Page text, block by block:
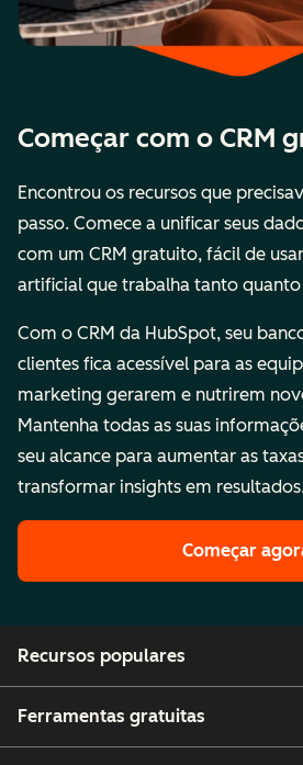
Começar com o CRM
Encontrou os recursos que
passo. Comece a unificar seus
com um CRM gratuito, fácil de
artificial que trabalha tanto
Com o CRM da HubSpot, seu
clientes fica acessível para as
marketing gerarem e nutrirem
Mantenha todas as suas
seu alcance para aumentar as
transformar insights em
Começar
Recursos populares
Ferramentas gratuitas